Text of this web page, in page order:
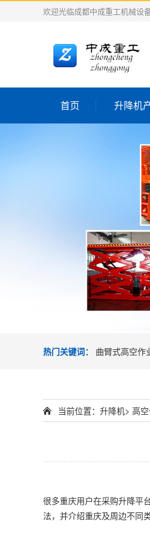
欢迎光临成都中成重工机械设
首页 升降机
热门关键词： 曲臂式高空作
当前位置： 升降机> 高
很多重庆用户在采购升降平
法，并介绍重庆及周边不同